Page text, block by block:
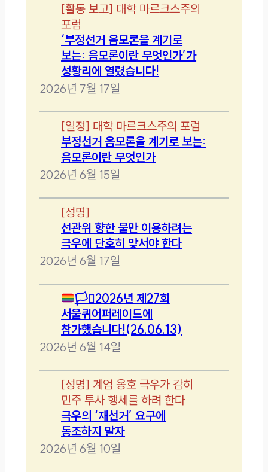
[활동 보고] 대학 마르크스주의
포럼
‘부정선거 음모론을 계기로
보는: 음모론이란 무엇인가’가
성황리에 열렸습니다!
2026년 7월 17일
[일정] 대학 마르크스주의 포럼
부정선거 음모론을 계기로 보는:
음모론이란 무엇인가
2026년 6월 15일
[성명]
선관위 향한 불만 이용하려는
극우에 단호히 맞서야 한다
2026년 6월 17일
🏳️‍⚧️2026년 제27회
서울퀴어퍼레이드에
참가했습니다!(26.06.13)
2026년 6월 14일
[성명] 계엄 옹호 극우가 감히
민주 투사 행세를 하려 한다
극우의 ‘재선거’ 요구에
동조하지 말자
2026년 6월 10일